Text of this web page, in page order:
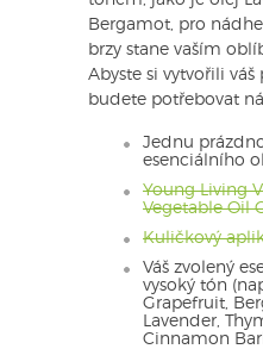
Bergamot, pro
brzy stane vaším
Abyste si vytvořili váš
budete potřebovat
Jednu
esenciálního
Young Living
Vegetable Oil
Kuličkový
Váš zvolený
vysoký tón
Grapefruit,
Lavender,
Cinnamon